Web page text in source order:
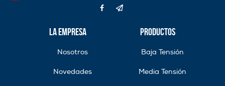
La Empresa
Nosotros
Novedades
Productos
Baja Tensión
Media Tensión